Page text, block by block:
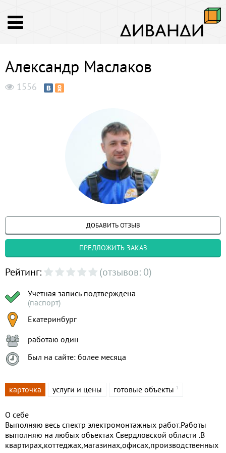
Александр Маслаков
1556
ДОБАВИТЬ ОТЗЫВ
ПРЕДЛОЖИТЬ ЗАКАЗ
Рейтинг: (отзывов: 0)
Учетная запись подтверждена
(паспорт)
Екатеринбург
работаю один
Был на сайте: более месяца
карточка услуги и цены готовые объекты 1
О себе
Выполняю весь спектр электромонтажных работ.Работы
выполняю на любых объектах Свердловской области .В
квартирах,коттеджах,магазинах,офисах,производственных